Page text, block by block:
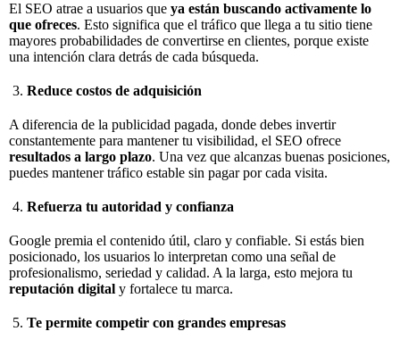
El SEO atrae a usuarios que ya están buscando activamente lo
que ofreces. Esto significa que el tráfico que llega a tu sitio tiene
mayores probabilidades de convertirse en clientes, porque existe
una intención clara detrás de cada búsqueda.
Reduce costos de adquisición
A diferencia de la publicidad pagada, donde debes invertir
constantemente para mantener tu visibilidad, el SEO ofrece
resultados a largo plazo. Una vez que alcanzas buenas posiciones,
puedes mantener tráfico estable sin pagar por cada visita.
Refuerza tu autoridad y confianza
Google premia el contenido útil, claro y confiable. Si estás bien
posicionado, los usuarios lo interpretan como una señal de
profesionalismo, seriedad y calidad. A la larga, esto mejora tu
reputación digital y fortalece tu marca.
Te permite competir con grandes empresas